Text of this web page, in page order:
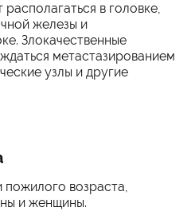
в головке,
железы и
Злокачественные
метастазированием
узлы и другие
возраста,
и женщины.